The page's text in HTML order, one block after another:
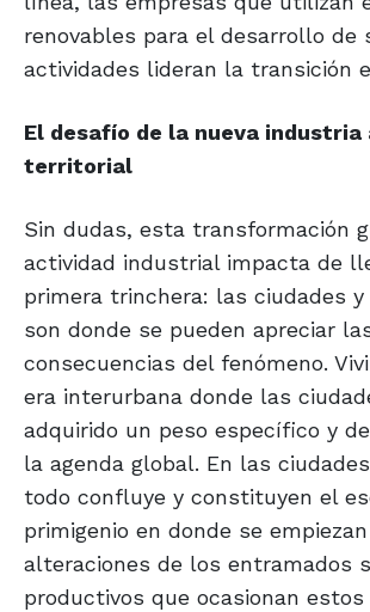
renovables para el desarrollo de
actividades lideran la transición
El desafío de la nueva industria
territorial
Sin dudas, esta transformación
actividad industrial impacta de
primera trinchera: las ciudades y
son donde se pueden apreciar
consecuencias del fenómeno.
era interurbana donde las
adquirido un peso específico y
la agenda global. En las
todo confluye y constituyen el
primigenio en donde se
alteraciones de los entramados
productivos que ocasionan estos